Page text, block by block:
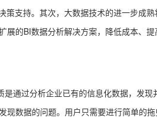
支持。其次，大数据技术的进一步成
的BI数据分析解决方案，降低成本、提
通过分析企业已有的信息化数据，发
数据的问题。用户只需要进行简单的